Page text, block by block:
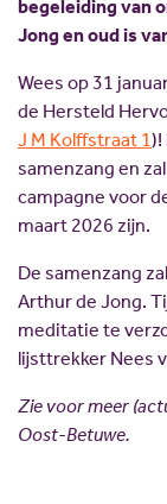
begeleiding van
Jong en oud is
Wees op 31
de Hersteld
J M Kolffstraat 1)!
samenzang en
campagne voor
maart 2026 zijn.
De samenzang
Arthur de Jong.
meditatie te
lijsttrekker Nees
Zie voor meer
Oost-Betuwe.